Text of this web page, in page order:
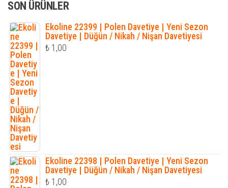
SON ÜRÜNLER
Ekoline 22399 | Polen Davetiye | Yeni Sezon
Davetiye | Düğün / Nikah / Nişan Davetiyesi
₺ 1,00
Ekoline 22398 | Polen Davetiye | Yeni Sezon
Davetiye | Düğün / Nikah / Nişan Davetiyesi
₺ 1,00